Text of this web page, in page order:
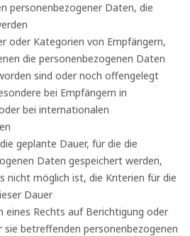
personenbezogener Daten, die
oder Kategorien von Empfängern,
die personenbezogenen Daten
sind oder noch offengelegt
bei Empfängern in
bei internationalen
geplante Dauer, für die die
Daten gespeichert werden,
nicht möglich ist, die Kriterien für die
Dauer
eines Rechts auf Berichtigung oder
sie betreffenden personenbezogenen